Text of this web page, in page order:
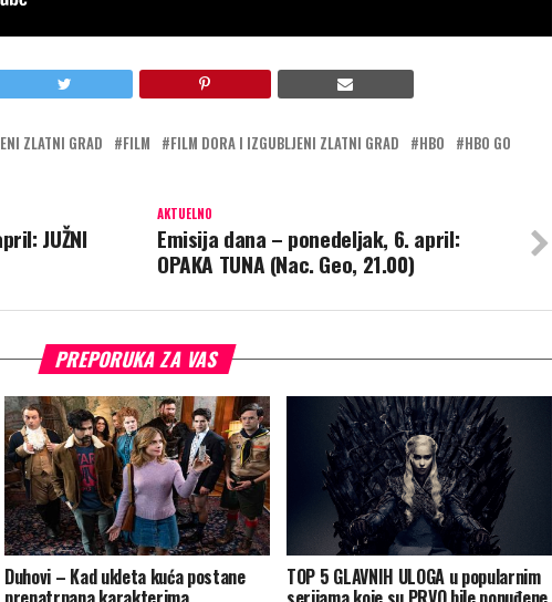
ZLATNI GRAD FILM FILM DORA I IZGUBLJENI ZLATNI GRAD HBO
HBO GO
AKTUELNO
Emisija dana – ponedeljak, 6. april:
OPAKA TUNA (Nac. Geo, 21.00)
JUŽNI
PREPORUKA ZA VAS
Duhovi – Kad ukleta kuća postane TOP 5 GLAVNIH ULOGA u popularnim